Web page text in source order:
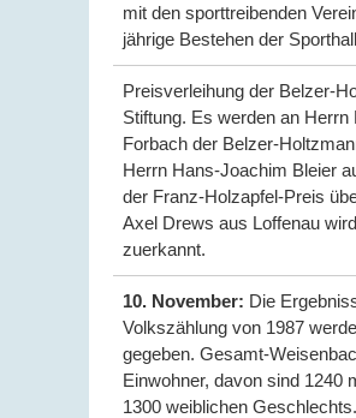
mit den sporttreibenden
jährige Bestehen der
Preisverleihung der Belzer-
Stiftung. Es werden an Herrn
Forbach der Belzer-
Herrn Hans-Joachim Bleier
der Franz-Holzapfel-Preis
Axel Drews aus Loffenau
zuerkannt.
10. November: Die
Volkszählung von 1987
gegeben. Gesamt-
Einwohner, davon sind 1240
1300 weiblichen Geschlechts.